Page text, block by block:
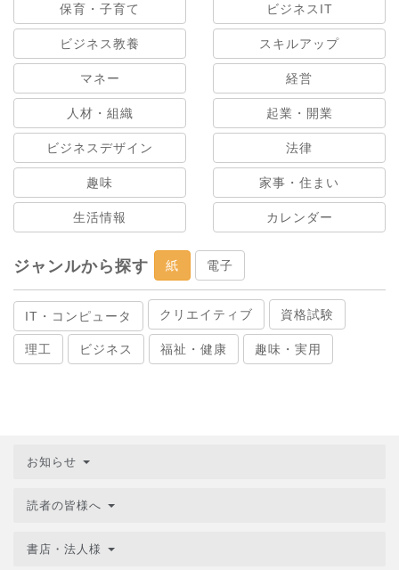
保育・子育て ビジネスIT
ビジネス教養 スキルアップ
マネー 経営
人材・組織 起業・開業
ビジネスデザイン 法律
趣味 家事・住まい
生活情報 カレンダー
ジャンルから探す 紙 電子
IT・コンピュータ クリエイティブ 資格試験
理工 ビジネス 福祉・健康 趣味・実用
お知らせ
読者の皆様へ
書店・法人様